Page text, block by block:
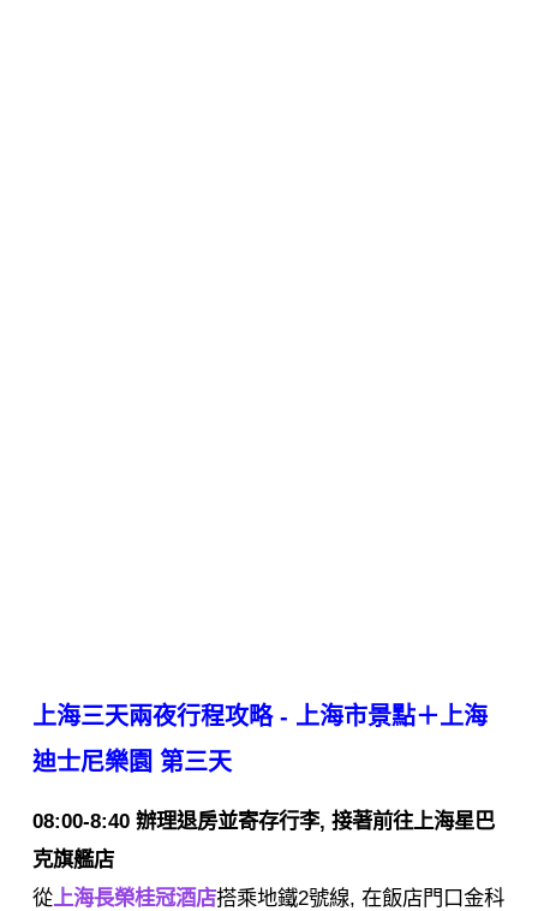
上海三天兩夜行程攻略 - 上海市景點＋上海
迪士尼樂園 第三天
08:00-8:40 辦理退房並寄存行李, 接著前往上海星巴
克旗艦店
從上海長榮桂冠酒店搭乘地鐵2號線, 在飯店門口金科